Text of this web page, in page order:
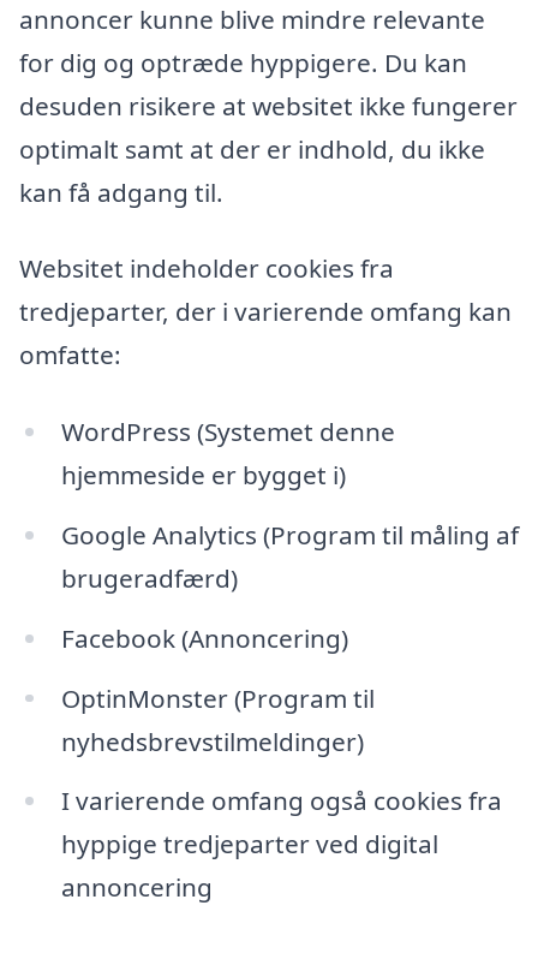
annoncer kunne blive mindre relevante
for dig og optræde hyppigere. Du kan
desuden risikere at websitet ikke fungerer
optimalt samt at der er indhold, du ikke
kan få adgang til.
Websitet indeholder cookies fra
tredjeparter, der i varierende omfang kan
omfatte:
WordPress (Systemet denne
hjemmeside er bygget i)
Google Analytics (Program til måling af
brugeradfærd)
Facebook (Annoncering)
OptinMonster (Program til
nyhedsbrevstilmeldinger)
I varierende omfang også cookies fra
hyppige tredjeparter ved digital
annoncering